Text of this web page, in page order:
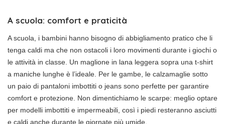
A scuola: comfort e praticità
A scuola, i bambini hanno bisogno di abbigliamento pratico che li
tenga caldi ma che non ostacoli i loro movimenti durante i giochi o
le attività in classe. Un maglione in lana leggera sopra una t-shirt
a maniche lunghe è l’ideale. Per le gambe, le calzamaglie sotto
un paio di pantaloni imbottiti o jeans sono perfette per garantire
comfort e protezione. Non dimentichiamo le scarpe: meglio optare
per modelli imbottiti e impermeabili, così i piedi resteranno asciutti
e caldi anche durante le giornate più umide.